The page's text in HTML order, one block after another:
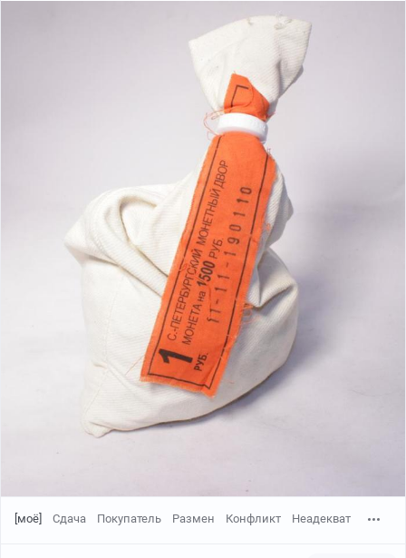
[моё] Сдача Покупатель Размен Конфликт Неадекват